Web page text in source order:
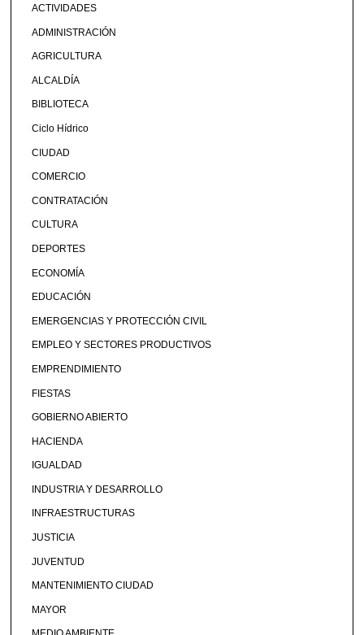
ACTIVIDADES
ADMINISTRACIÓN
AGRICULTURA
ALCALDÍA
BIBLIOTECA
Ciclo Hídrico
CIUDAD
COMERCIO
CONTRATACIÓN
CULTURA
DEPORTES
ECONOMÍA
EDUCACIÓN
EMERGENCIAS Y PROTECCIÓN CIVIL
EMPLEO Y SECTORES PRODUCTIVOS
EMPRENDIMIENTO
FIESTAS
GOBIERNO ABIERTO
HACIENDA
IGUALDAD
INDUSTRIA Y DESARROLLO
INFRAESTRUCTURAS
JUSTICIA
JUVENTUD
MANTENIMIENTO CIUDAD
MAYOR